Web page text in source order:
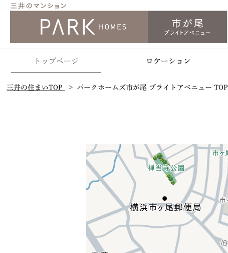
トップページ ロケーション
三井の住まいTOP パークホームズ市が尾 ブライトアベニュー TOP